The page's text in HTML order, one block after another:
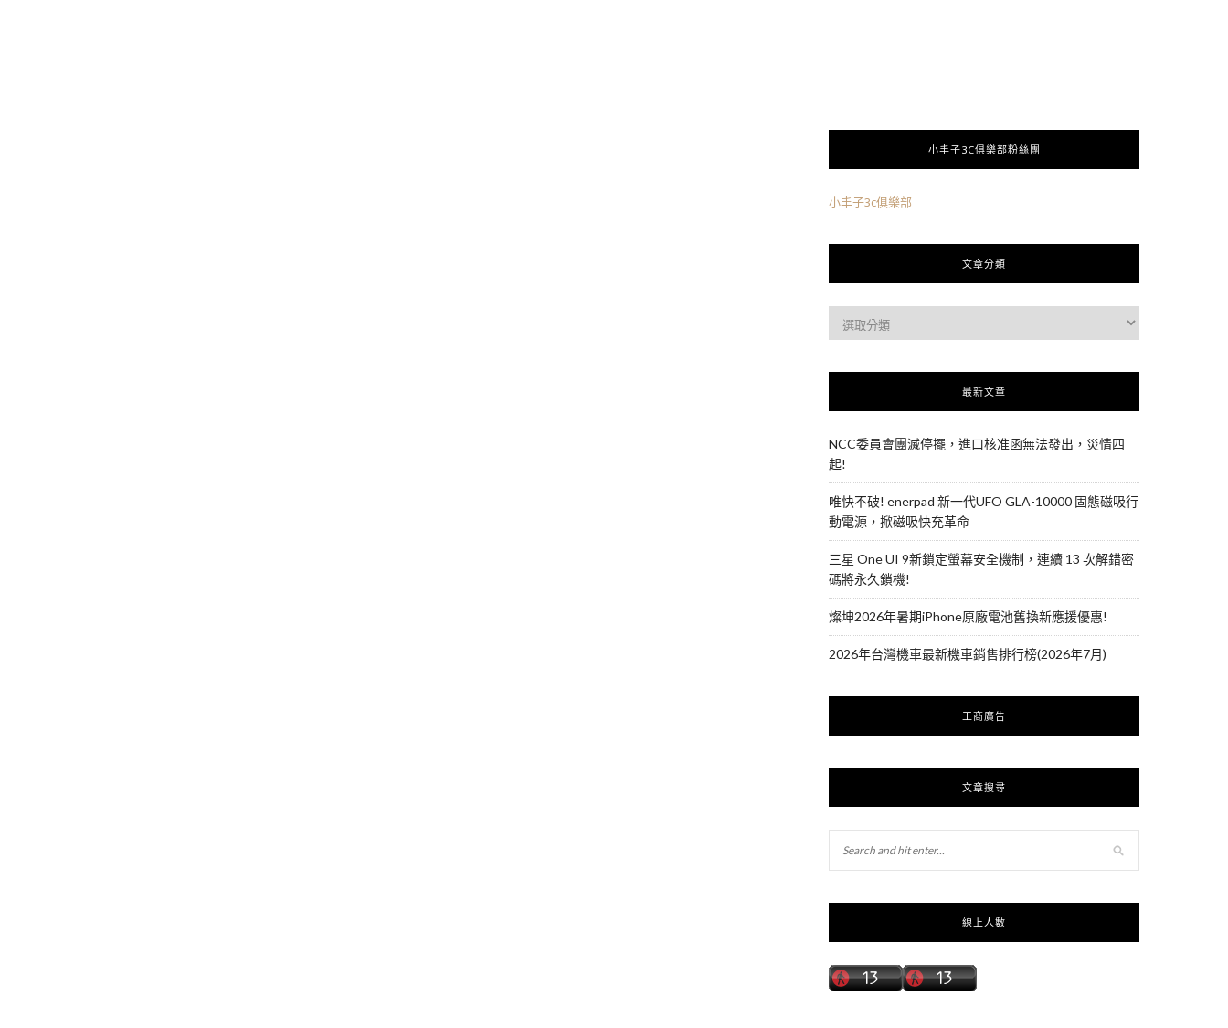
小丰子3C俱樂部粉絲團
小丰子3c俱樂部
文章分類
最新文章
NCC委員會團滅停擺，進口核准函無法發出，災情四
起!
唯快不破! enerpad 新一代UFO GLA-10000 固態磁吸行
動電源，掀磁吸快充革命
三星 One UI 9新鎖定螢幕安全機制，連續 13 次解錯密
碼將永久鎖機!
燦坤2026年暑期iPhone原廠電池舊換新應援優惠!
2026年台灣機車最新機車銷售排行榜(2026年7月)
工商廣告
文章搜尋
線上人數